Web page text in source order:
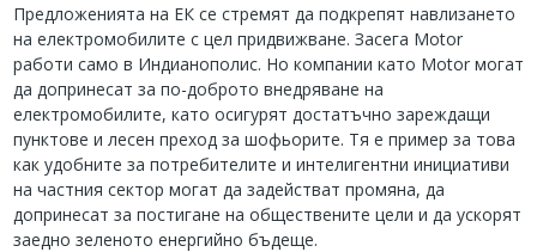
Предложенията на ЕК се стремят да подкрепят навлизането
на електромобилите с цел придвижване. Засега Motor
работи само в Индианополис. Но компании като Motor могат
да допринесат за по-доброто внедряване на
електромобилите, като осигурят достатъчно зареждащи
пунктове и лесен преход за шофьорите. Тя е пример за това
как удобните за потребителите и интелигентни инициативи
на частния сектор могат да задействат промяна, да
допринесат за постигане на обществените цели и да ускорят
заедно зеленото енергийно бъдеще.